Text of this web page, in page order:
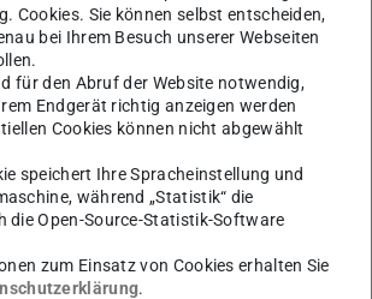
Cookies. Sie können selbst entscheiden,
bei Ihrem Besuch unserer Webseiten
für den Abruf der Website notwendig,
Endgerät richtig anzeigen werden
Cookies können nicht abgewählt
speichert Ihre Spracheinstellung und
während „Statistik“ die
die Open-Source-Statistik-Software
zum Einsatz von Cookies erhalten Sie
.